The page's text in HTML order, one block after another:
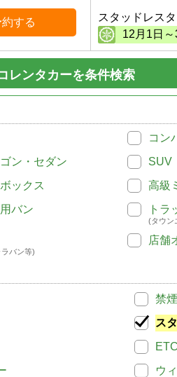
する
スタッドレス
12 月 1 日～
レンタカーを条件検索
コン
ン・セダン
SUV
ックス
高級
バン
トラ
(タウン
バン等)
店舗
禁煙
ス
ウ